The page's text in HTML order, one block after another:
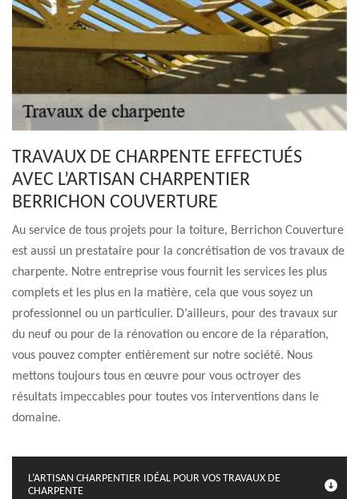
TRAVAUX DE CHARPENTE EFFECTUÉS
AVEC L’ARTISAN CHARPENTIER
BERRICHON COUVERTURE
Au service de tous projets pour la toiture, Berrichon Couverture
est aussi un prestataire pour la concrétisation de vos travaux de
charpente. Notre entreprise vous fournit les services les plus
complets et les plus en la matière, cela que vous soyez un
professionnel ou un particulier. D’ailleurs, pour des travaux sur
du neuf ou pour de la rénovation ou encore de la réparation,
vous pouvez compter entièrement sur notre société. Nous
mettons toujours tous en œuvre pour vous octroyer des
résultats impeccables pour toutes vos interventions dans le
domaine.
L’ARTISAN CHARPENTIER IDÉAL POUR VOS TRAVAUX DE
CHARPENTE